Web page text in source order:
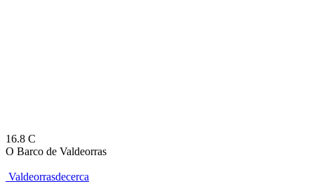
16.8 C
O Barco de Valdeorras
Valdeorrasdecerca